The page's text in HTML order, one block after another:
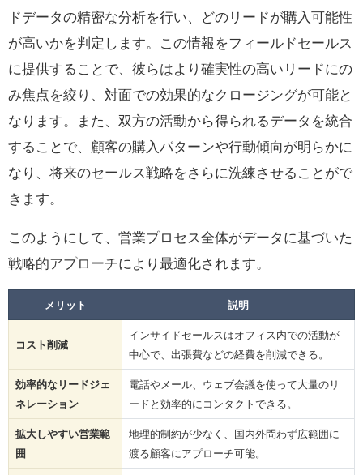
ドデータの精密な分析を行い、どのリードが購入可能性
が高いかを判定します。この情報をフィールドセールス
に提供することで、彼らはより確実性の高いリードにの
み焦点を絞り、対面での効果的なクロージングが可能と
なります。また、双方の活動から得られるデータを統合
することで、顧客の購入パターンや行動傾向が明らかに
なり、将来のセールス戦略をさらに洗練させることがで
きます。
このようにして、営業プロセス全体がデータに基づいた
戦略的アプローチにより最適化されます。
メリット 説明
コスト削減
インサイドセールスはオフィス内での活動が
中心で、出張費などの経費を削減できる。
効率的なリードジェ
ネレーション
電話やメール、ウェブ会議を使って大量のリ
ードと効率的にコンタクトできる。
拡大しやすい営業範
囲
地理的制約が少なく、国内外問わず広範囲に
渡る顧客にアプローチ可能。